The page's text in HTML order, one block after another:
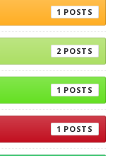
1
2
1
1